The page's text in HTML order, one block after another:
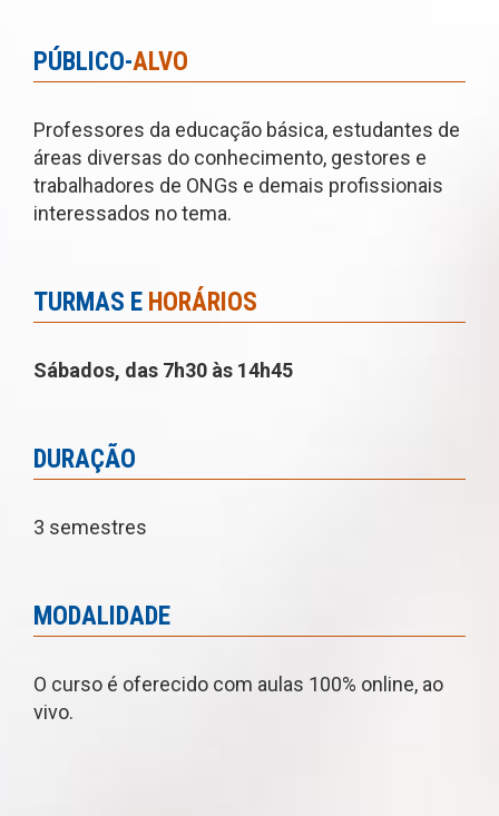
PÚBLICO-ALVO
Professores da educação básica, estudantes de
áreas diversas do conhecimento, gestores e
trabalhadores de ONGs e demais profissionais
interessados no tema.
TURMAS E HORÁRIOS
Sábados, das 7h30 às 14h45
DURAÇÃO
3 semestres
MODALIDADE
O curso é oferecido com aulas 100% online, ao
vivo.